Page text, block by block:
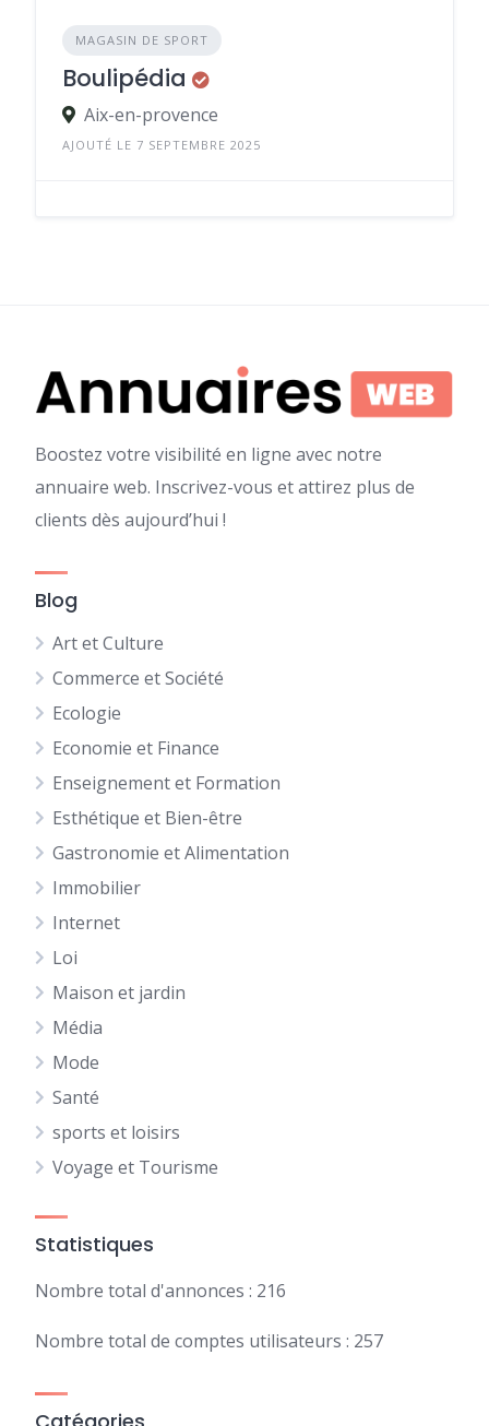
MAGASIN DE SPORT
Boulipédia
Aix-en-provence
AJOUTÉ LE 7 SEPTEMBRE 2025
Boostez votre visibilité en ligne avec notre
annuaire web. Inscrivez-vous et attirez plus de
clients dès aujourd’hui !
Blog
Art et Culture
Commerce et Société
Ecologie
Economie et Finance
Enseignement et Formation
Esthétique et Bien-être
Gastronomie et Alimentation
Immobilier
Internet
Loi
Maison et jardin
Média
Mode
Santé
sports et loisirs
Voyage et Tourisme
Statistiques
Nombre total d'annonces : 216
Nombre total de comptes utilisateurs : 257